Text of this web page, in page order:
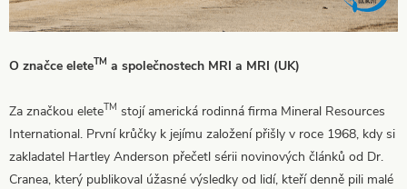
O značce eleteTM a společnostech MRI a MRI (UK)
Za značkou eleteTM stojí americká rodinná firma Mineral Resources
International. První krůčky k jejímu založení přišly v roce 1968, kdy si
zakladatel Hartley Anderson přečetl sérii novinových článků od Dr.
Cranea, který publikoval úžasné výsledky od lidí, kteří denně pili malé